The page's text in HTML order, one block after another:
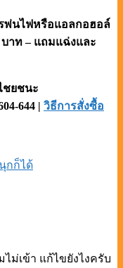
พ่นไฟหรือแอลกอฮอล์
บาท – แถมแฉ่งและ
ชยชนะ
644 | วิธีการสั่งซื้อ
กก็ได้
ม่เข้า แก้ไขยังไงครับ